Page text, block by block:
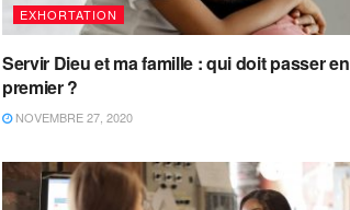
EXHORTATION
Servir Dieu et ma famille : qui doit passer en
premier ?
NOVEMBRE 27, 2020